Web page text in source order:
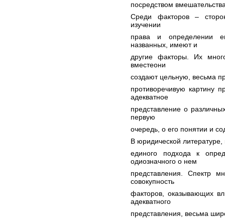
посредством
Среди факторов –
изучении
права и определении
названных, имеют и
другие факторы. Их
вместеони
создают цельную, весьма
противоречивую картину
адекватное
представление о
первую
очередь, о его понятии и
В юридической литературе,
единого подхода к
одиозначного о нем
представления. Спектр
совокупность
факторов, оказывающих
адекватного
представления, весьма